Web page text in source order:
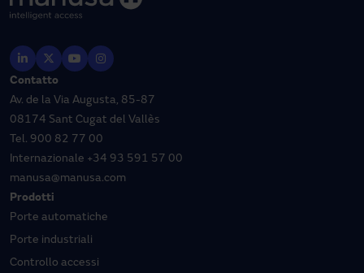
Contatto
Av. de la Via Augusta, 85-87
08174 Sant Cugat del Vallès
Tel. 900 82 77 00
Internazionale +34 93 591 57 00
manusa@manusa.com
Prodotti
Porte automatiche
Porte industriali
Controllo accessi